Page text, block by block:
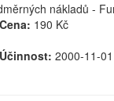
nákladů -
Cena: 190 Kč
Účinnost: 2000-11-01